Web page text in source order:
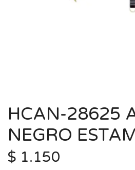
HCAN-28625
NEGRO
$ 1.150